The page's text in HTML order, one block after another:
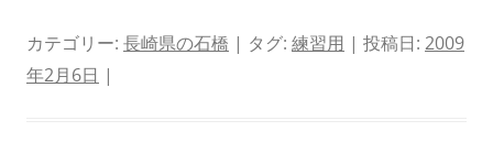
カテゴリー: 長崎県の石橋 | タグ: 練習用 | 投稿日: 2009
年2月6日 |